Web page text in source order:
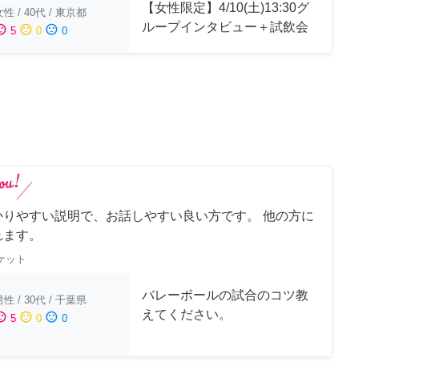
性 / 40代 / 東京都
5 sentiment_neutral 0 sentiment_dissatisfied 0
【女性限定】4/10(土)13:30グ
ループインタビュー＋試飲会
りやすい説明で、お話しやすい良い方です。 他の方に
す。
ット
性 / 30代 / 千葉県
5 sentiment_neutral 0 sentiment_dissatisfied 0
バレーボールの試合のコツ教
えてください。